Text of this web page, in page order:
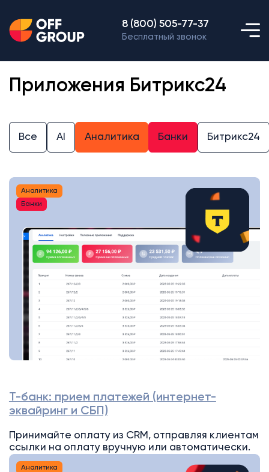
8 (800) 505-77-37
Бесплатный звонок
Приложения Битрикс24
Все AI Аналитика Банки Битрикс24
Аналитика
Банки
Т-банк: прием платежей (интернет-
эквайринг и СБП)
Принимайте оплату из CRM, отправляя клиентам
ссылки на оплату вручную или автоматически.
Аналитика